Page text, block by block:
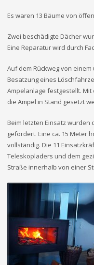
Es waren 13 Bäume von
Zwei beschädigte Dächer
Eine Reparatur wird durch
Auf dem Rückweg von
Besatzung eines
Ampelanlage festgestellt.
die Ampel in Stand gesetzt
Beim letzten Einsatz wurden
gefordert. Eine ca. 15 Meter
vollständig. Die 11
Teleskopladers und dem
Straße innerhalb von einer